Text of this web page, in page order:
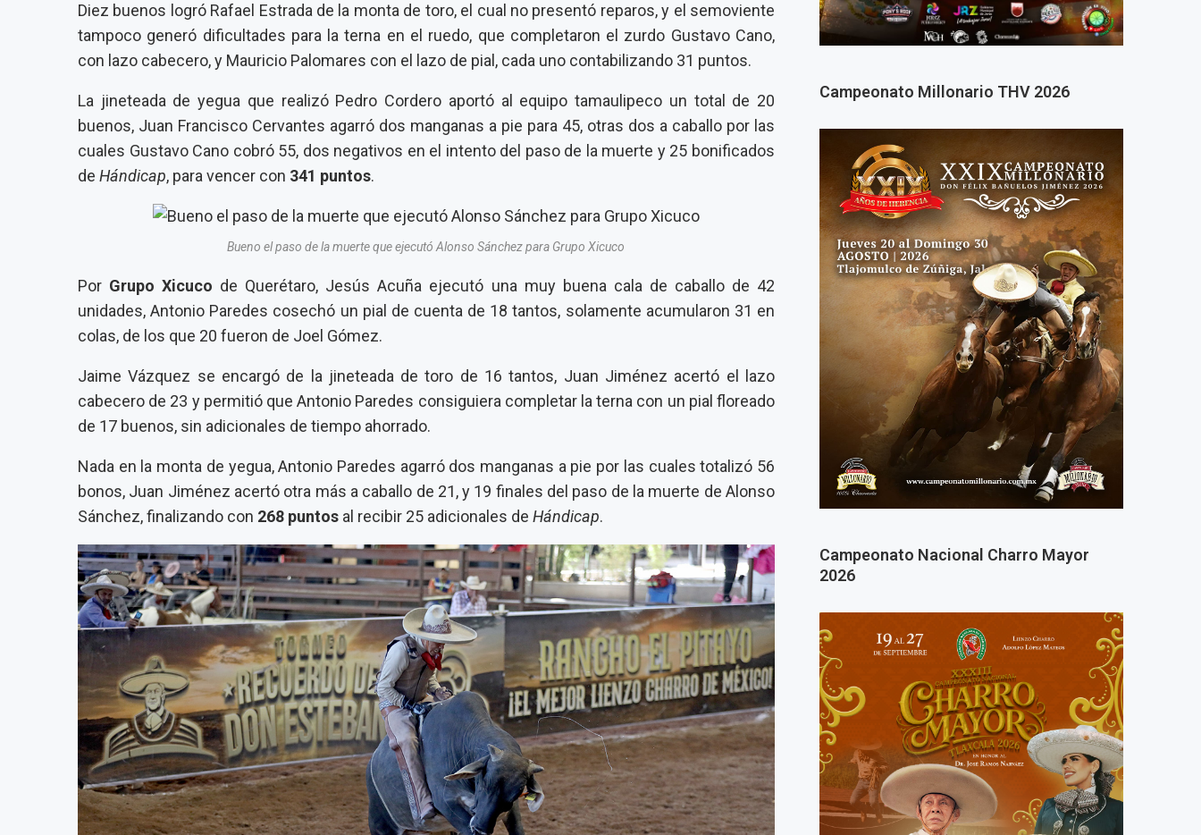
Diez buenos logró Rafael Estrada de la monta de toro, el cual no presentó reparos, y el semoviente
tampoco generó dificultades para la terna en el ruedo, que completaron el zurdo Gustavo Cano,
con lazo cabecero, y Mauricio Palomares con el lazo de pial, cada uno contabilizando 31 puntos.
La jineteada de yegua que realizó Pedro Cordero aportó al equipo tamaulipeco un total de 20
buenos, Juan Francisco Cervantes agarró dos manganas a pie para 45, otras dos a caballo por las
cuales Gustavo Cano cobró 55, dos negativos en el intento del paso de la muerte y 25 bonificados
de Hándicap, para vencer con 341 puntos.
Bueno el paso de la muerte que ejecutó Alonso Sánchez para Grupo Xicuco
Por Grupo Xicuco de Querétaro, Jesús Acuña ejecutó una muy buena cala de caballo de 42
unidades, Antonio Paredes cosechó un pial de cuenta de 18 tantos, solamente acumularon 31 en
colas, de los que 20 fueron de Joel Gómez.
Jaime Vázquez se encargó de la jineteada de toro de 16 tantos, Juan Jiménez acertó el lazo
cabecero de 23 y permitió que Antonio Paredes consiguiera completar la terna con un pial floreado
de 17 buenos, sin adicionales de tiempo ahorrado.
Nada en la monta de yegua, Antonio Paredes agarró dos manganas a pie por las cuales totalizó 56
bonos, Juan Jiménez acertó otra más a caballo de 21, y 19 finales del paso de la muerte de Alonso
Sánchez, finalizando con 268 puntos al recibir 25 adicionales de Hándicap.
Campeonato Millonario THV 2026
Campeonato Nacional Charro Mayor
2026